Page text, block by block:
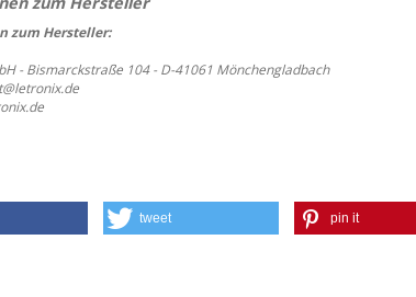
zum Hersteller:
- Bismarckstraße 104 - D-41061 Mönchengladbach
tweet pin it